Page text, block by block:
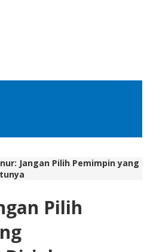
Jangan Pilih Pemimpin yang
Pilih